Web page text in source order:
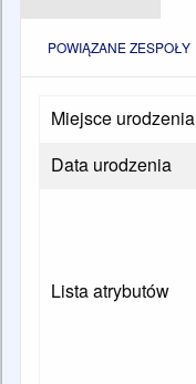
POWIĄZANE ZESPOŁY
Miejsce urodzenia
Data urodzenia
Lista atrybutów